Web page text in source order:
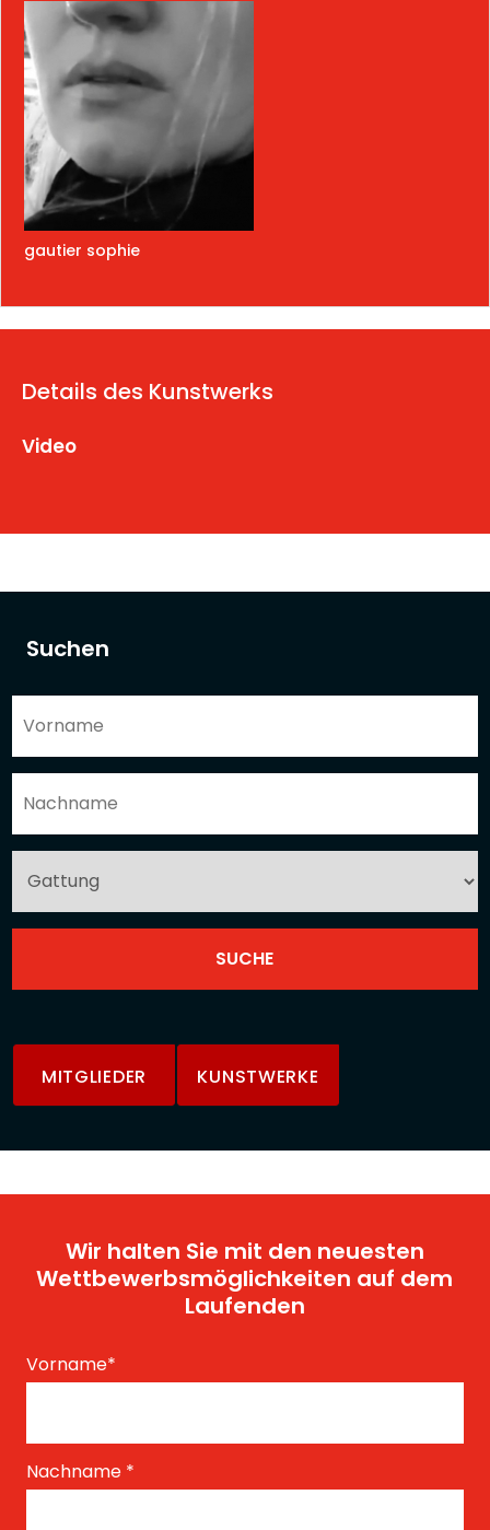
Suchen
MITGLIEDER KUNSTWERKE
gautier sophie
Details des Kunstwerks
Video
Wir halten Sie mit den neuesten
Wettbewerbsmöglichkeiten auf dem
Laufenden
Vorname*
Nachname *